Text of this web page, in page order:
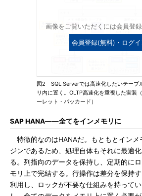
画像をご覧いただくには会員登
会員登録(無料)・ログイ
図2 SQL Serverでは高速化したいテーブ
リ内に置く。OLTP高速化を重視した実装
ーレット・パッカード）
SAP HANA――全てをインメモリに
特徴的なのはHANAだ。もともとインメ
ジンであるため、処理自体もそれに最適
る。列指向のデータを保持し、定期的に
モリ上で完結する。行操作は差分を保持
利用し、ロックが不要な仕組みを持って